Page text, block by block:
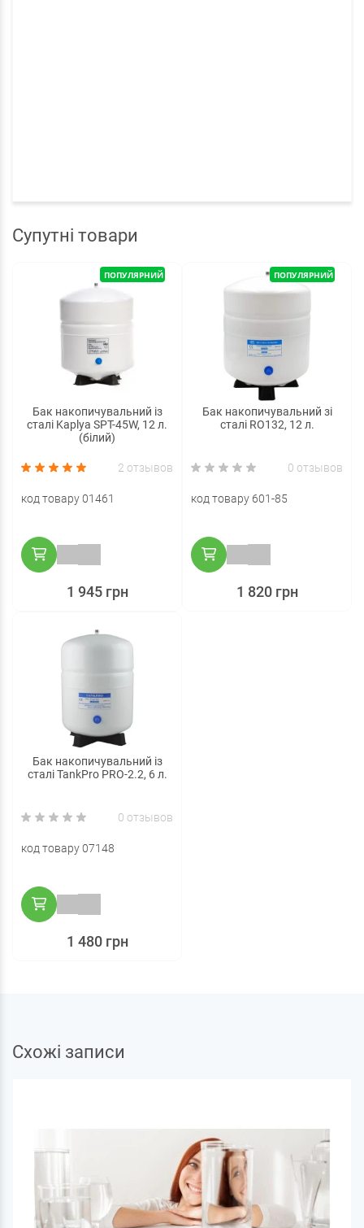
Супутні товари
ПОПУЛЯРНИЙ
Бак накопичувальний із
сталі Kaplya SPT-45W, 12 л.
(білий)
2 отзывов
код товару 01461
1 945 грн
ПОПУЛЯРНИЙ
Бак накопичувальний зі
сталі RO132, 12 л.
0 отзывов
код товару 601-85
1 820 грн
Бак накопичувальний із
сталі TankPro PRO-2.2, 6 л.
0 отзывов
код товару 07148
1 480 грн
Схожі записи